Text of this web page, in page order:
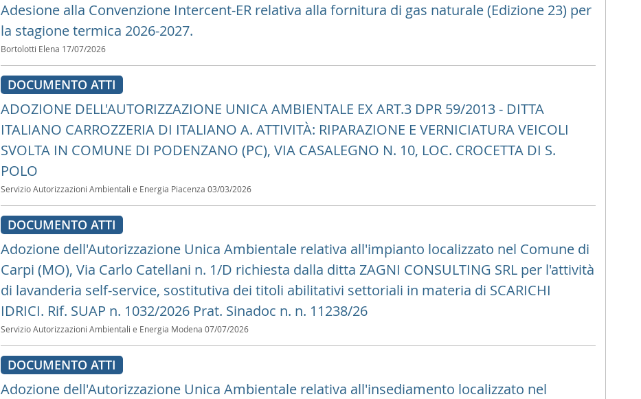
Adesione alla Convenzione Intercent-ER relativa alla fornitura di gas naturale (Edizione 23) per
la stagione termica 2026-2027.
Bortolotti Elena 17/07/2026
DOCUMENTO ATTI
ADOZIONE DELL'AUTORIZZAZIONE UNICA AMBIENTALE EX ART.3 DPR 59/2013 - DITTA
ITALIANO CARROZZERIA DI ITALIANO A. ATTIVITÀ: RIPARAZIONE E VERNICIATURA VEICOLI
SVOLTA IN COMUNE DI PODENZANO (PC), VIA CASALEGNO N. 10, LOC. CROCETTA DI S.
POLO
Servizio Autorizzazioni Ambientali e Energia Piacenza 03/03/2026
DOCUMENTO ATTI
Adozione dell'Autorizzazione Unica Ambientale relativa all'impianto localizzato nel Comune di
Carpi (MO), Via Carlo Catellani n. 1/D richiesta dalla ditta ZAGNI CONSULTING SRL per l'attività
di lavanderia self-service, sostitutiva dei titoli abilitativi settoriali in materia di SCARICHI
IDRICI. Rif. SUAP n. 1032/2026 Prat. Sinadoc n. n. 11238/26
Servizio Autorizzazioni Ambientali e Energia Modena 07/07/2026
DOCUMENTO ATTI
Adozione dell'Autorizzazione Unica Ambientale relativa all'insediamento localizzato nel